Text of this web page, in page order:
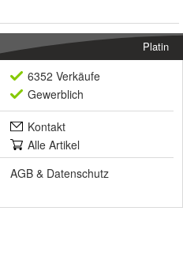
Platin
6352 Verkäufe
Gewerblich
Kontakt
Alle Artikel
AGB & Datenschutz